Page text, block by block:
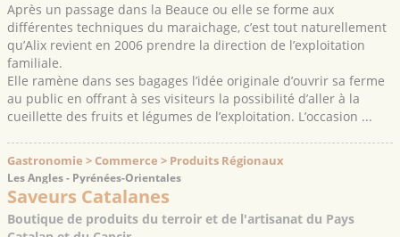
Après un passage dans la Beauce ou elle se forme aux
différentes techniques du maraichage, c’est tout naturellement
qu’Alix revient en 2006 prendre la direction de l’exploitation
familiale.
Elle ramène dans ses bagages l’idée originale d’ouvrir sa ferme
au public en offrant à ses visiteurs la possibilité d’aller à la
cueillette des fruits et légumes de l’exploitation. L’occasion ...
Gastronomie > Commerce > Produits Régionaux
Les Angles - Pyrénées-Orientales
Saveurs Catalanes
Boutique de produits du terroir et de l'artisanat du Pays